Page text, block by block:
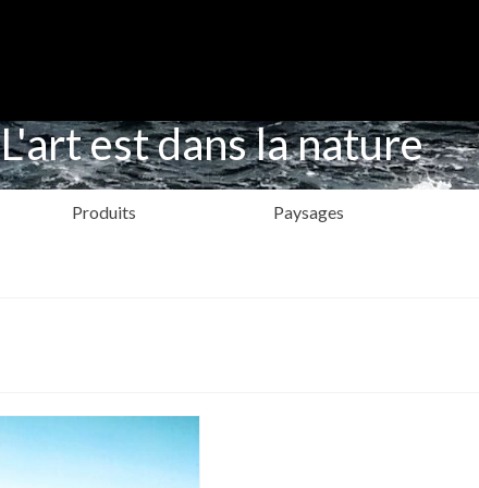
L'art est dans la nature
Produits Paysages